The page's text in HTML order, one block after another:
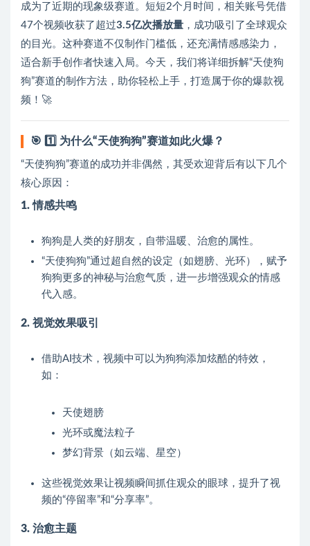
成为了近期的现象级赛道。短短2个月时间，相关账号凭借
47个视频收获了超过3.5亿次播放量 ，成功吸引了全球观众
的目光。这种赛道不仅制作门槛低，还充满情感感染力，
适合新手创作者快速入局。今天，我们将详细拆解“天使狗
狗”赛道的制作方法，助你轻松上手，打造属于你的爆款视
频！🚀
🎯 1️⃣ 为什么“天使狗狗”赛道如此火爆？
“天使狗狗”赛道的成功并非偶然，其受欢迎背后有以下几个
核心原因：
1. 情感共鸣
狗狗是人类的好朋友，自带温暖、治愈的属性。
“天使狗狗”通过超自然的设定（如翅膀、光环），赋予
狗狗更多的神秘与治愈气质，进一步增强观众的情感
代入感。
2. 视觉效果吸引
借助AI技术，视频中可以为狗狗添加炫酷的特效，
如：
天使翅膀
光环或魔法粒子
梦幻背景（如云端、星空）
这些视觉效果让视频瞬间抓住观众的眼球，提升了视
频的“停留率”和“分享率”。
3. 治愈主题